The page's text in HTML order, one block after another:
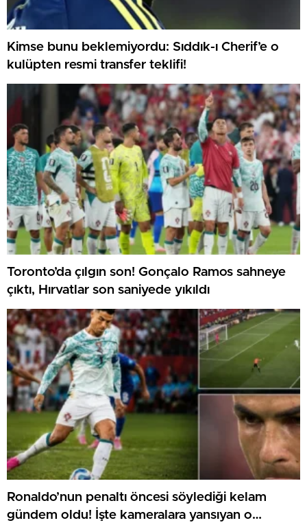
Kimse bunu beklemiyordu: Sıddık-ı Cherif’e o
kulüpten resmi transfer teklifi!
Toronto’da çılgın son! Gonçalo Ramos sahneye
çıktı, Hırvatlar son saniyede yıkıldı
Ronaldo’nun penaltı öncesi söylediği kelam
gündem oldu! İşte kameralara yansıyan o